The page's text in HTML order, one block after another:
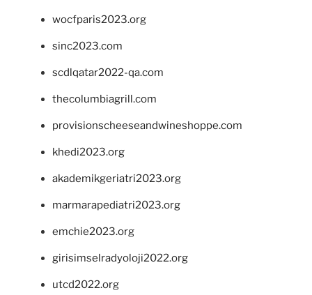
wocfparis2023.org
sinc2023.com
scdlqatar2022-qa.com
thecolumbiagrill.com
provisionscheeseandwineshoppe.com
khedi2023.org
akademikgeriatri2023.org
marmarapediatri2023.org
emchie2023.org
girisimselradyoloji2022.org
utcd2022.org